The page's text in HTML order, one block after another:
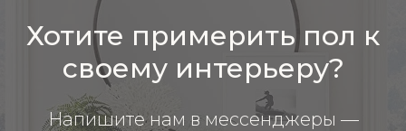
Хотите примерить пол к
своему интерьеру?
Напишите нам в мессенджеры —